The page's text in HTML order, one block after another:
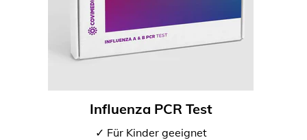
Influenza PCR Test
✓ Für Kinder geeignet